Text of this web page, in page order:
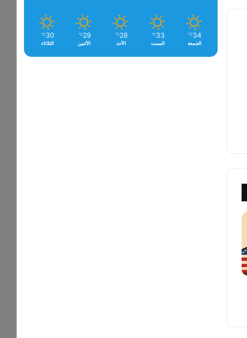
34
℃
الجمعة
33
℃
السبت
28
℃
الأحد
29
℃
الأثنين
30
℃
الثلاثاء